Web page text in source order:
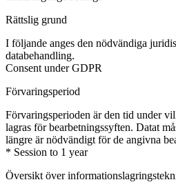
Rättslig grund
I följande anges den nödvändiga
databehandling.
Consent under GDPR
Förvaringsperiod
Förvaringsperioden är den tid under
lagras för bearbetningssyften. Datat
längre är nödvändigt för de angivna
* Session to 1 year
Översikt över